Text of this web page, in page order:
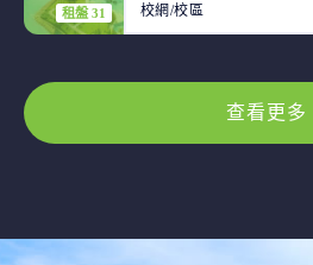
租盤 31
校網/校區
查看更多